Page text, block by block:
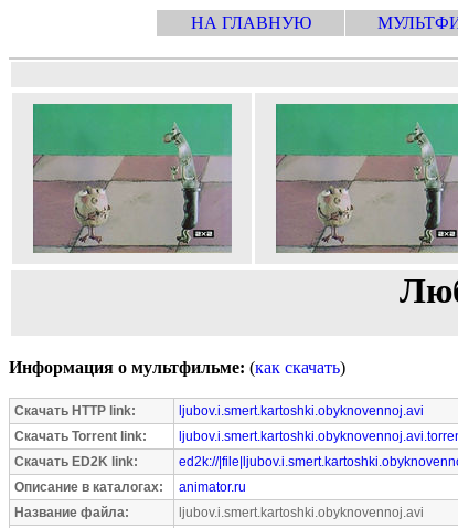
НА ГЛАВНУЮ
Информация о мультфильме: (как скачать)
Скачать HTTP link:
ljubov.i.smert.kartoshki.obyknovennoj.avi
Скачать Torrent link:
Скачать ED2K link:
ed2k://
Описание в каталогах:
animator.ru
Название файла:
ljubov.i.smert.kartoshki.obyknovennoj.avi